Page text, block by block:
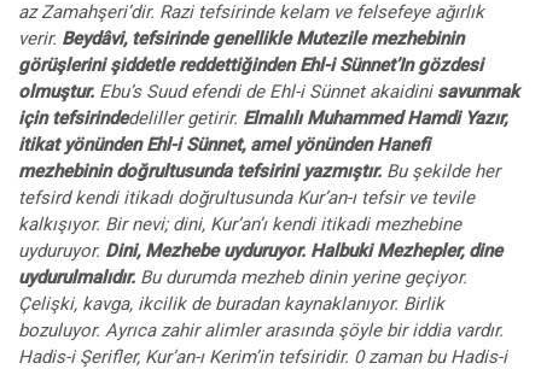
az Zamahşeri’dir. Razi tefsirinde kelam ve felsefeye ağırlık
verir. Beydâvi, tefsirinde genellikle Mutezile mezhebinin
görüşlerini şiddetle reddettiğinden Ehl-i Sünnet’In gözdesi
olmuştur. Ebu’s Suud efendi de Ehl-i Sünnet akaidini savunmak
için tefsirindedeliller getirir. Elmalılı Muhammed Hamdi Yazır,
itikat yönünden Ehl-i Sünnet, amel yönünden Hanefi
mezhebinin doğrultusunda tefsirini yazmıştır. Bu şekilde her
tefsird kendi itikadı doğrultusunda Kur’an-ı tefsir ve tevile
kalkışıyor. Bir nevi; dini, Kur’an’ı kendi itikadi mezhebine
uyduruyor. Dini, Mezhebe uyduruyor. Halbuki Mezhepler, dine
uydurulmalıdır. Bu durumda mezheb dinin yerine geçiyor.
Çelişki, kavga, ikcilik de buradan kaynaklanıyor. Birlik
bozuluyor. Ayrıca zahir alimler arasında şöyle bir iddia vardır.
Hadis-i Şerifler, Kur’an-ı Kerim’in tefsiridir. 0 zaman bu Hadis-i